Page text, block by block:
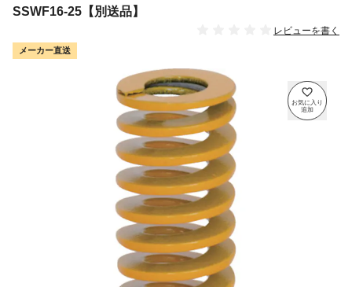
SSWF16-25【別送品】
レビューを書く
メーカー直送